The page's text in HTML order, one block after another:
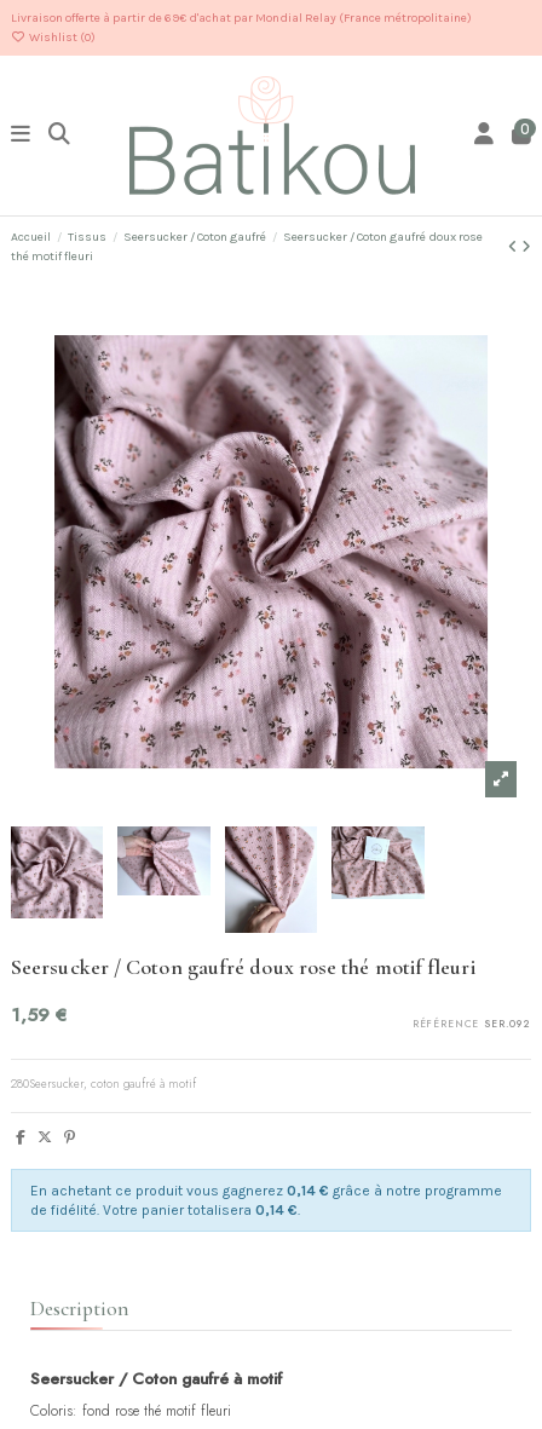
Livraison offerte à partir de 69€ d'achat par Mondial Relay (France métropolitaine)
Wishlist (0)
0
Accueil Tissus Seersucker / Coton gaufré
Seersucker / Coton gaufré doux rose
thé motif fleuri
Seersucker / Coton gaufré doux rose thé motif fleuri
RÉFÉRENCE SER.092
1,59 €
280Seersucker, coton gaufré à motif
En achetant ce produit vous gagnerez 0,14 € grâce à notre programme
de fidélité. Votre panier totalisera 0,14 €.
Description
Seersucker / Coton gaufré à motif
Coloris: fond rose thé motif fleuri